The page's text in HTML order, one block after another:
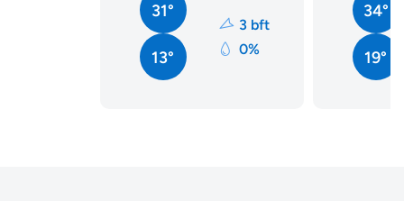
31°
13°
3 bft
0%
34°
19°